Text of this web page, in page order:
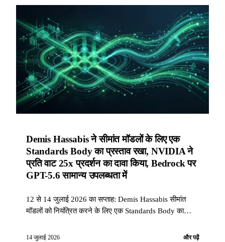
Demis Hassabis ने सीमांत मॉडलों के लिए एक
Standards Body का प्रस्ताव रखा, NVIDIA ने
प्रति वाट 25x प्रदर्शन का दावा किया, Bedrock पर
GPT-5.6 सामान्य उपलब्धता में
12 से 14 जुलाई 2026 का सप्ताह: Demis Hassabis सीमांत
मॉडलों को नियंत्रित करने के लिए एक Standards Body का
लाभों को मापता है और RL Autoresearch का अनावरण करता है,
14 जुलाई 2026 और पढ़ें